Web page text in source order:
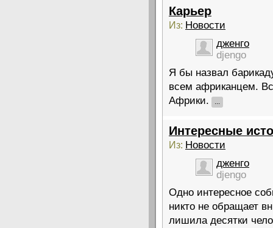
Карьер
Из: Новости
дженго
djengo
Я бы назвал
всем африканцем.
Африки.
...
Интересные
Из: Новости
дженго
djengo
Одно интересное
никто не обращает
лишила десятки